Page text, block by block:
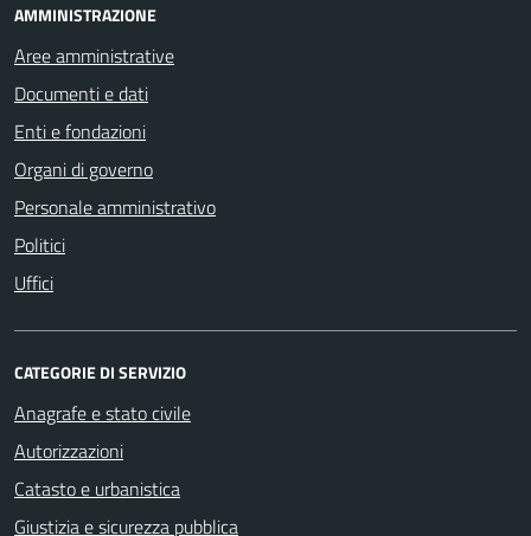
AMMINISTRAZIONE
Aree amministrative
Documenti e dati
Enti e fondazioni
Organi di governo
Personale amministrativo
Politici
Uffici
CATEGORIE DI SERVIZIO
Anagrafe e stato civile
Autorizzazioni
Catasto e urbanistica
Giustizia e sicurezza pubblica